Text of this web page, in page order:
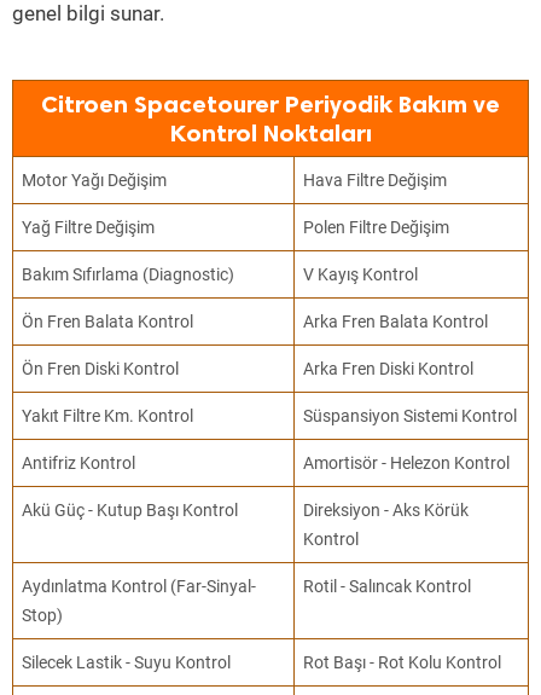
genel bilgi sunar.
Citroen Spacetourer Periyodik Bakım ve
Kontrol Noktaları
Motor Yağı Değişim Hava Filtre Değişim
Yağ Filtre Değişim Polen Filtre Değişim
Bakım Sıfırlama (Diagnostic) V Kayış Kontrol
Ön Fren Balata Kontrol Arka Fren Balata Kontrol
Ön Fren Diski Kontrol Arka Fren Diski Kontrol
Yakıt Filtre Km. Kontrol Süspansiyon Sistemi Kontrol
Antifriz Kontrol Amortisör - Helezon Kontrol
Akü Güç - Kutup Başı Kontrol
Direksiyon - Aks Körük
Kontrol
Aydınlatma Kontrol (Far-Sinyal-
Stop)
Rotil - Salıncak Kontrol
Silecek Lastik - Suyu Kontrol Rot Başı - Rot Kolu Kontrol